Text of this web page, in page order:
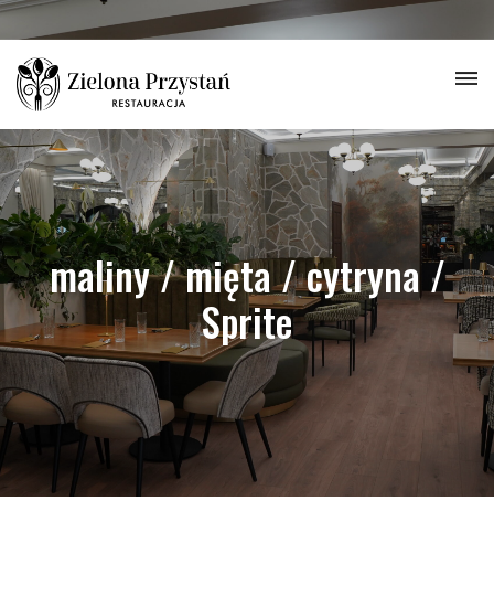
maliny / mięta / cytryna /
Sprite